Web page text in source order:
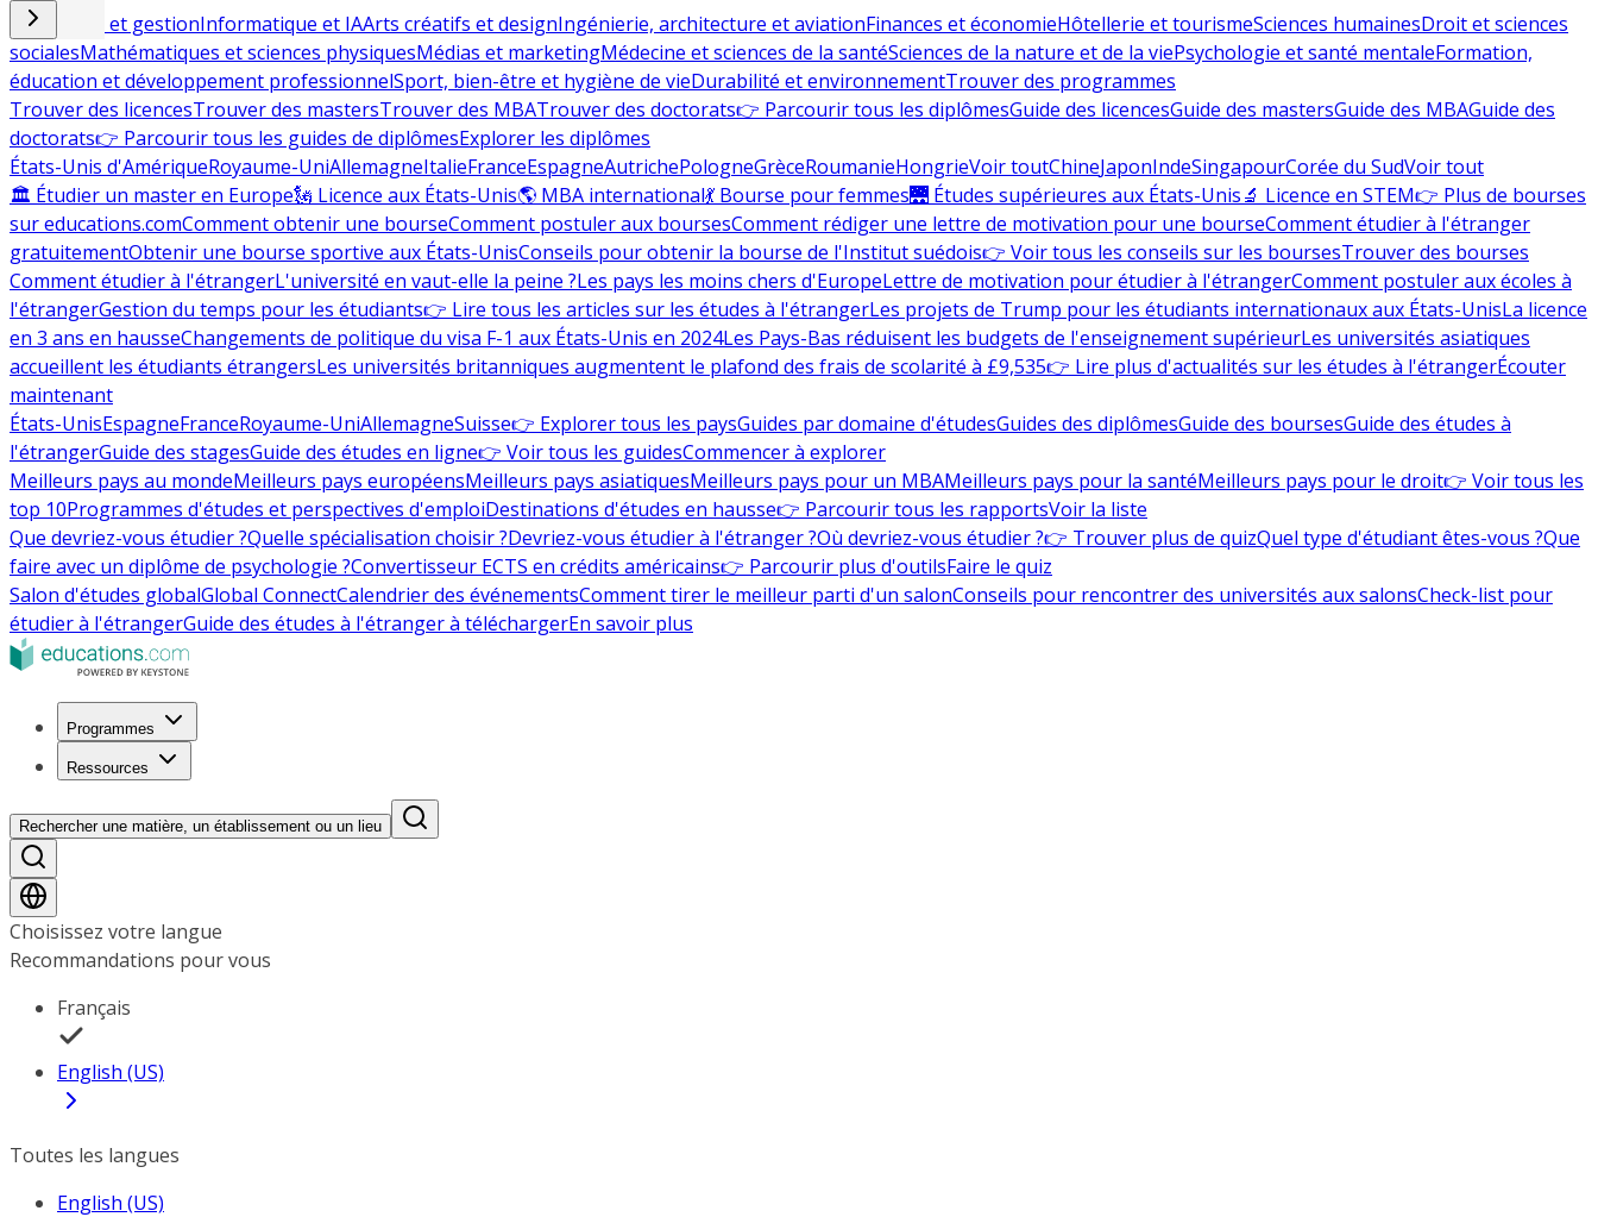
Commerce et gestionInformatique et IAArts créatifs et designIngénierie, architecture et aviationFinances et économieHôtellerie et tourismeSciences humainesDroit et sciences
socialesMathématiques et sciences physiquesMédias et marketingMédecine et sciences de la santéSciences de la nature et de la viePsychologie et santé mentaleFormation,
éducation et développement professionnelSport, bien-être et hygiène de vieDurabilité et environnementTrouver des programmes
Trouver des licencesTrouver des mastersTrouver des MBATrouver des doctorats👉 Parcourir tous les diplômesGuide des licencesGuide des mastersGuide des MBAGuide des
doctorats👉 Parcourir tous les guides de diplômesExplorer les diplômes
États-Unis d'AmériqueRoyaume-UniAllemagneItalieFranceEspagneAutrichePologneGrèceRoumanieHongrieVoir toutChineJaponIndeSingapourCorée du SudVoir tout
🏛 Étudier un master en Europe🗽 Licence aux États-Unis🌎 MBA international💃 Bourse pour femmes🌉 Études supérieures aux États-Unis🔬 Licence en STEM👉 Plus de bourses
sur educations.comComment obtenir une bourseComment postuler aux boursesComment rédiger une lettre de motivation pour une bourseComment étudier à l'étranger
gratuitementObtenir une bourse sportive aux États-UnisConseils pour obtenir la bourse de l'Institut suédois👉 Voir tous les conseils sur les boursesTrouver des bourses
Comment étudier à l'étrangerL'université en vaut-elle la peine ?Les pays les moins chers d'EuropeLettre de motivation pour étudier à l'étrangerComment postuler aux écoles à
l'étrangerGestion du temps pour les étudiants👉 Lire tous les articles sur les études à l'étrangerLes projets de Trump pour les étudiants internationaux aux États-UnisLa licence
en 3 ans en hausseChangements de politique du visa F-1 aux États-Unis en 2024Les Pays-Bas réduisent les budgets de l'enseignement supérieurLes universités asiatiques
accueillent les étudiants étrangersLes universités britanniques augmentent le plafond des frais de scolarité à £9,535👉 Lire plus d'actualités sur les études à l'étrangerÉcouter
maintenant
États-UnisEspagneFranceRoyaume-UniAllemagneSuisse👉 Explorer tous les paysGuides par domaine d'étudesGuides des diplômesGuide des boursesGuide des études à
l'étrangerGuide des stagesGuide des études en ligne👉 Voir tous les guidesCommencer à explorer
Meilleurs pays au mondeMeilleurs pays européensMeilleurs pays asiatiquesMeilleurs pays pour un MBAMeilleurs pays pour la santéMeilleurs pays pour le droit👉 Voir tous les
top 10Programmes d'études et perspectives d'emploiDestinations d'études en hausse👉 Parcourir tous les rapportsVoir la liste
Que devriez-vous étudier ?Quelle spécialisation choisir ?Devriez-vous étudier à l'étranger ?Où devriez-vous étudier ?👉 Trouver plus de quizQuel type d'étudiant êtes-vous ?Que
faire avec un diplôme de psychologie ?Convertisseur ECTS en crédits américains👉 Parcourir plus d'outilsFaire le quiz
Salon d'études globalGlobal ConnectCalendrier des événementsComment tirer le meilleur parti d'un salonConseils pour rencontrer des universités aux salonsCheck-list pour
étudier à l'étrangerGuide des études à l'étranger à téléchargerEn savoir plus
Programmes
Ressources
Rechercher une matière, un établissement ou un lieu
Choisissez votre langue
Recommandations pour vous
Français
English (US)
Toutes les langues
English (US)